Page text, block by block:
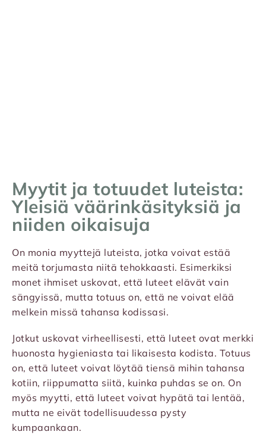
Myytit ja totuudet luteista:
Yleisiä väärinkäsityksiä ja
niiden oikaisuja
On monia myyttejä luteista, jotka voivat estää
meitä torjumasta niitä tehokkaasti. Esimerkiksi
monet ihmiset uskovat, että luteet elävät vain
sängyissä, mutta totuus on, että ne voivat elää
melkein missä tahansa kodissasi.
Jotkut uskovat virheellisesti, että luteet ovat merkki
huonosta hygieniasta tai likaisesta kodista. Totuus
on, että luteet voivat löytää tiensä mihin tahansa
kotiin, riippumatta siitä, kuinka puhdas se on. On
myös myytti, että luteet voivat hypätä tai lentää,
mutta ne eivät todellisuudessa pysty
kumpaankaan.